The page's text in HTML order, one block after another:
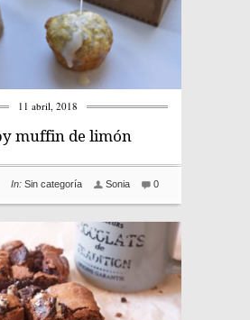
11 abril, 2018
muffin de limón
0
Sonia
In: Sin categoría